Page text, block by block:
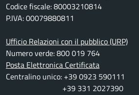
Codice fiscale: 80003210814
P.IVA: 00079880811
Ufficio Relazioni con il pubblico (URP)
Numero verde: 800 019 764
Posta Elettronica Certificata
Centralino unico: +39 0923 590111
+39 331 2027390